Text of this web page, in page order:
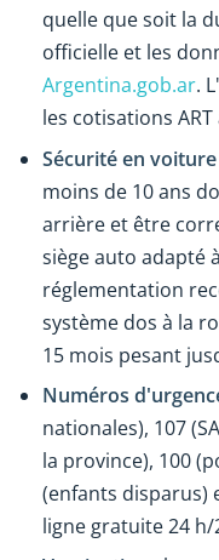
quelle que soit la
officielle et les
Argentina.gob.ar.
les cotisations
Sécurité en
moins de 10 ans
arrière et être
siège auto adapté
réglementation
système dos à la
15 mois pesant
Numéros
nationales), 107
la province), 100
(enfants disparus)
ligne gratuite 24 h/